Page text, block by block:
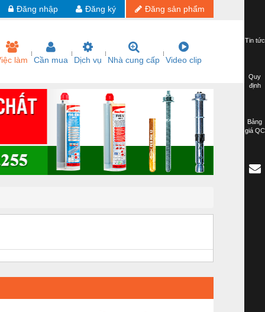
Đăng sản phẩm
Đăng ký
Đăng nhập
làm Cần mua Dịch vụ Nhà cung cấp Video clip
Tin tức
Quy
định
Bảng
giá QC